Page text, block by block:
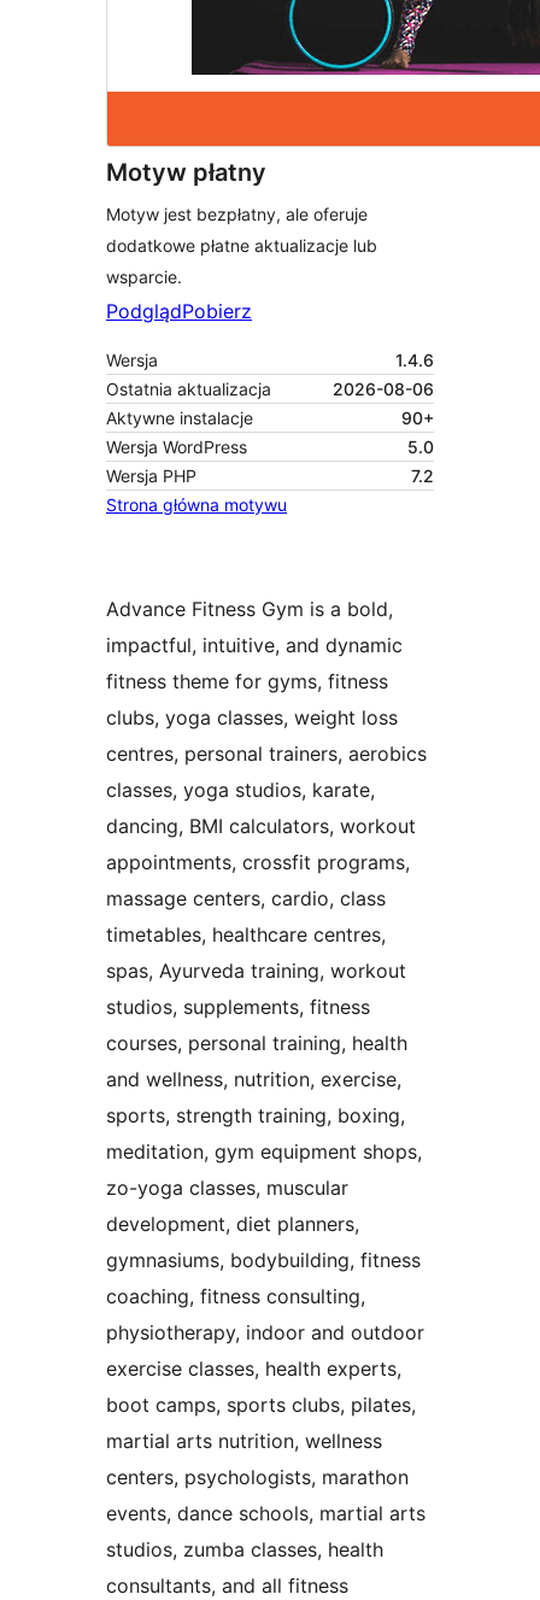
Motyw płatny
Motyw jest bezpłatny, ale oferuje
dodatkowe płatne aktualizacje lub
wsparcie.
PodglądPobierz
Wersja
1.4.6
Ostatnia aktualizacja
2026-08-06
Aktywne instalacje
90+
Wersja WordPress
5.0
Wersja PHP
7.2
Strona główna motywu
Advance Fitness Gym is a bold,
impactful, intuitive, and dynamic
fitness theme for gyms, fitness
clubs, yoga classes, weight loss
centres, personal trainers, aerobics
classes, yoga studios, karate,
dancing, BMI calculators, workout
appointments, crossfit programs,
massage centers, cardio, class
timetables, healthcare centres,
spas, Ayurveda training, workout
studios, supplements, fitness
courses, personal training, health
and wellness, nutrition, exercise,
sports, strength training, boxing,
meditation, gym equipment shops,
zo-yoga classes, muscular
development, diet planners,
gymnasiums, bodybuilding, fitness
coaching, fitness consulting,
physiotherapy, indoor and outdoor
exercise classes, health experts,
boot camps, sports clubs, pilates,
martial arts nutrition, wellness
centers, psychologists, marathon
events, dance schools, martial arts
studios, zumba classes, health
consultants, and all fitness